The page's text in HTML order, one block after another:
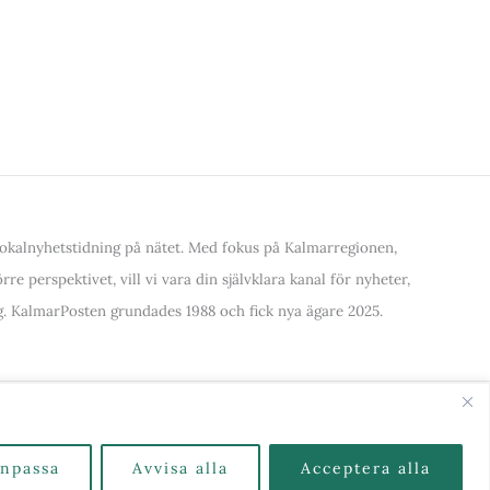
Avvisa alla Acceptera alla
på nätet. Med fokus på Kalmarregionen,
perspektivet, vill vi vara din självklara kanal för nyheter,
KalmarPosten grundades 1988 och fick nya ägare 2025.
Kategorier & Ämnen här